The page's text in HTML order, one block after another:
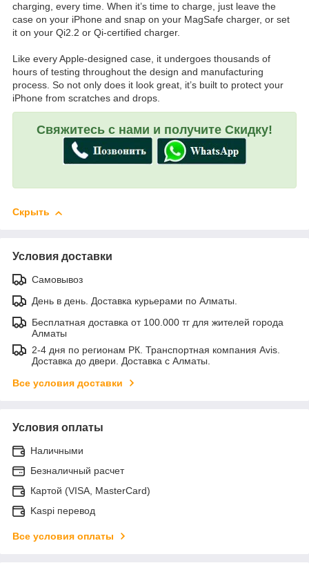
charging, every time. When it’s time to charge, just leave the
case on your iPhone and snap on your MagSafe charger, or set
it on your Qi2.2 or Qi-certified charger.
Like every Apple-designed case, it undergoes thousands of
hours of testing throughout the design and manufacturing
process. So not only does it look great, it’s built to protect your
iPhone from scratches and drops.
Свяжитесь с нами и получите Скидку!
Скрыть
Условия доставки
Самовывоз
День в день. Доставка курьерами по Алматы.
Бесплатная доставка от 100.000 тг для жителей города
Алматы
2-4 дня по регионам РК. Транспортная компания Avis.
Доставка до двери. Доставка с Алматы.
Все условия доставки
Условия оплаты
Наличными
Безналичный расчет
Картой (VISA, MasterCard)
Kaspi перевод
Все условия оплаты